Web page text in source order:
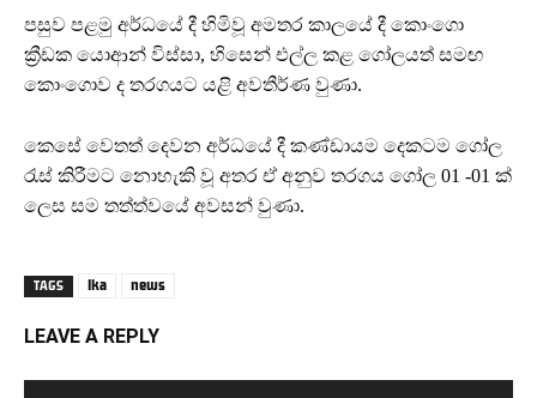
පසුව පළමු අර්ධයේ දී හිමිවූ අමතර කාලයේ දී කොංගො
ක්‍රීඩක යොආන් විස්සා, හිසෙන් එල්ල කළ ගෝලයත් සමඟ
කොංගොව ද තරගයට යළි අවතීර්ණ වුණා.
කෙසේ වෙතත් දෙවන අර්ධයේ දී කණ්ඩායම දෙකටම ගෝල
රැස් කිරීමට නොහැකි වූ අතර ඒ අනුව තරගය ගෝල 01 -01 ක්
ලෙස සම තත්ත්වයේ අවසන් වුණා.
TAGS lka news
LEAVE A REPLY